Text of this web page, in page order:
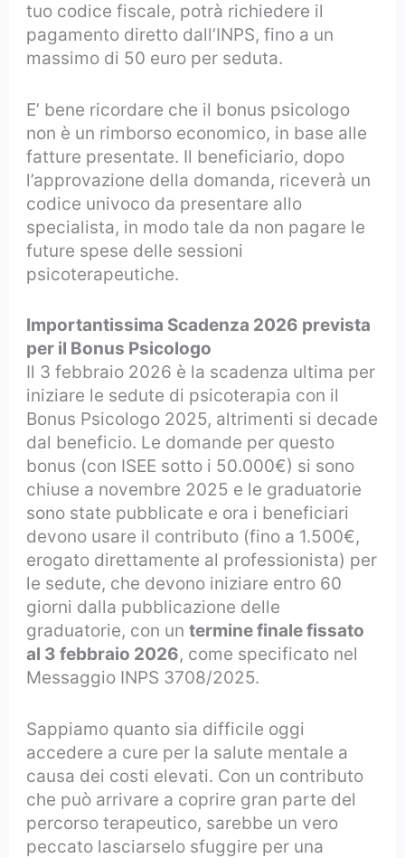
tuo codice fiscale, potrà richiedere il
pagamento diretto dall’INPS, fino a un
massimo di 50 euro per seduta.
E’ bene ricordare che il bonus psicologo
non è un rimborso economico, in base alle
fatture presentate. Il beneficiario, dopo
l’approvazione della domanda, riceverà un
codice univoco da presentare allo
specialista, in modo tale da non pagare le
future spese delle sessioni
psicoterapeutiche.
Importantissima Scadenza 2026 prevista
per il Bonus Psicologo
Il 3 febbraio 2026 è la scadenza ultima per
iniziare le sedute di psicoterapia con il
Bonus Psicologo 2025, altrimenti si decade
dal beneficio. Le domande per questo
bonus (con ISEE sotto i 50.000€) si sono
chiuse a novembre 2025 e le graduatorie
sono state pubblicate e ora i beneficiari
devono usare il contributo (fino a 1.500€,
erogato direttamente al professionista) per
le sedute, che devono iniziare entro 60
giorni dalla pubblicazione delle
graduatorie, con untermine finale fissato
al 3 febbraio 2026, come specificato nel
Messaggio INPS 3708/2025.
Sappiamo quanto sia difficile oggi
accedere a cure per la salute mentale a
causa dei costi elevati. Con un contributo
che può arrivare a coprire gran parte del
percorso terapeutico, sarebbe un vero
peccato lasciarselo sfuggire per una